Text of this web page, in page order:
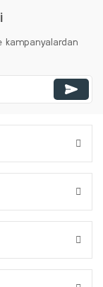
kampanyalardan